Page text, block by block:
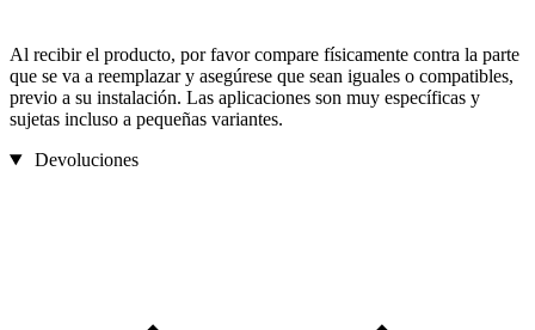
Al recibir el producto, por favor compare físicamente contra la parte
que se va a reemplazar y asegúrese que sean iguales o compatibles,
previo a su instalación. Las aplicaciones son muy específicas y
sujetas incluso a pequeñas variantes.
Devoluciones